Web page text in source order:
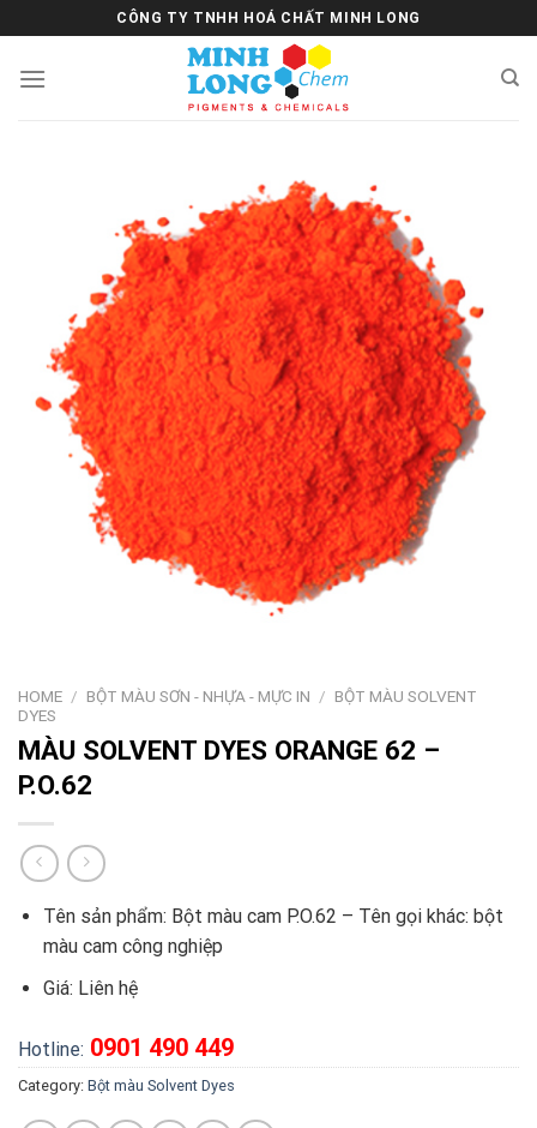
to
content
CÔNG TY TNHH HOÁ CHẤT MINH LONG
HOME / BỘT MÀU SƠN - NHỰA - MỰC IN / BỘT MÀU SOLVENT
DYES
MÀU SOLVENT DYES ORANGE 62 –
P.O.62
Tên sản phẩm: Bột màu cam P.O.62 – Tên gọi khác: bột
màu cam công nghiệp
Giá: Liên hệ
Hotline: 0901 490 449
Category: Bột màu Solvent Dyes